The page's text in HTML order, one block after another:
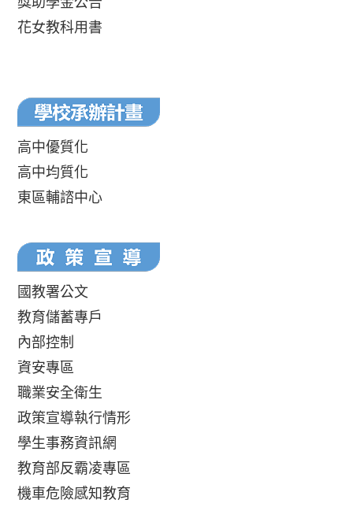
花女教科用書
高中優質化
高中均質化
東區輔諮中心
國教署公文
教育儲蓄專戶
內部控制
資安專區
職業安全衛生
政策宣導執行情形
學生事務資訊網
教育部反霸凌專區
機車危險感知教育